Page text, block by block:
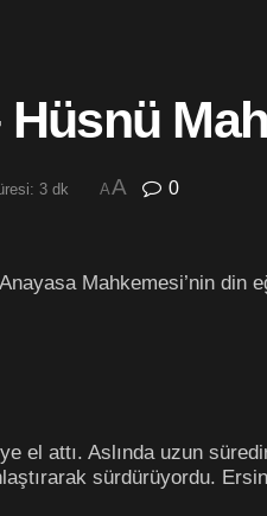
Hüsnü
3 dk AA 0
Mahkemesi’nin din
el attı. Aslında uzun
sürdürüyordu.